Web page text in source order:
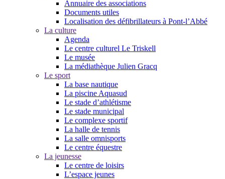
Annuaire des associations
Documents utiles
Localisation des défibrillateurs à Pont-l’Abbé
La culture
Agenda
Le centre culturel Le Triskell
Le musée
La médiathèque Julien Gracq
Le sport
La base nautique
La piscine Aquasud
Le stade d’athlétisme
Le stade municipal
Le complexe sportif
La halle de tennis
La salle omnisports
Le centre équestre
La jeunesse
Le centre de loisirs
L’espace jeunes